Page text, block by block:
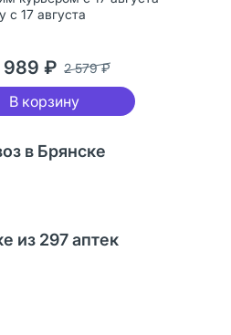
с 17 августа
989 ₽ 2 579 ₽
В корзину
в Брянске
из 297 аптек